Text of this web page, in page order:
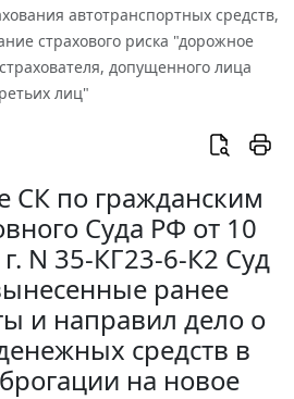
автотранспортных средств,
страхового риска "дорожное
допущенного лица
лиц"
СК по гражданским
Суда РФ от 10
N 35-КГ23-6-К2 Суд
ранее
и направил дело о
средств в
на новое